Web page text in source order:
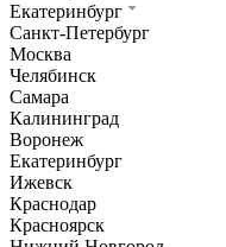
Екатеринбург
Санкт-Петербург
Москва
Челябинск
Самара
Калининград
Воронеж
Екатеринбург
Ижевск
Краснодар
Красноярск